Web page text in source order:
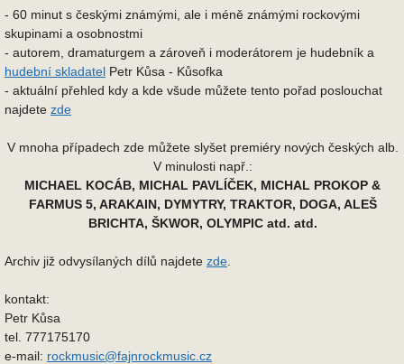
- 60 minut s českými známými, ale i méně známými rockovými
skupinami a osobnostmi
- autorem, dramaturgem a zároveň i moderátorem je hudebník a
hudební skladatel Petr Kůsa - Kůsofka
- aktuální přehled kdy a kde všude můžete tento pořad poslouchat
najdete zde
V mnoha případech zde můžete slyšet premiéry nových českých alb.
V minulosti např.:
MICHAEL KOCÁB, MICHAL PAVLÍČEK, MICHAL PROKOP &
FARMUS 5, ARAKAIN, DYMYTRY, TRAKTOR, DOGA, ALEŠ
BRICHTA, ŠKWOR, OLYMPIC atd. atd.
Archiv již odvysílaných dílů najdete zde
kontakt:
Petr Kůsa
tel. 777175170
e-mail: rockmusic@fajnrockmusic.cz